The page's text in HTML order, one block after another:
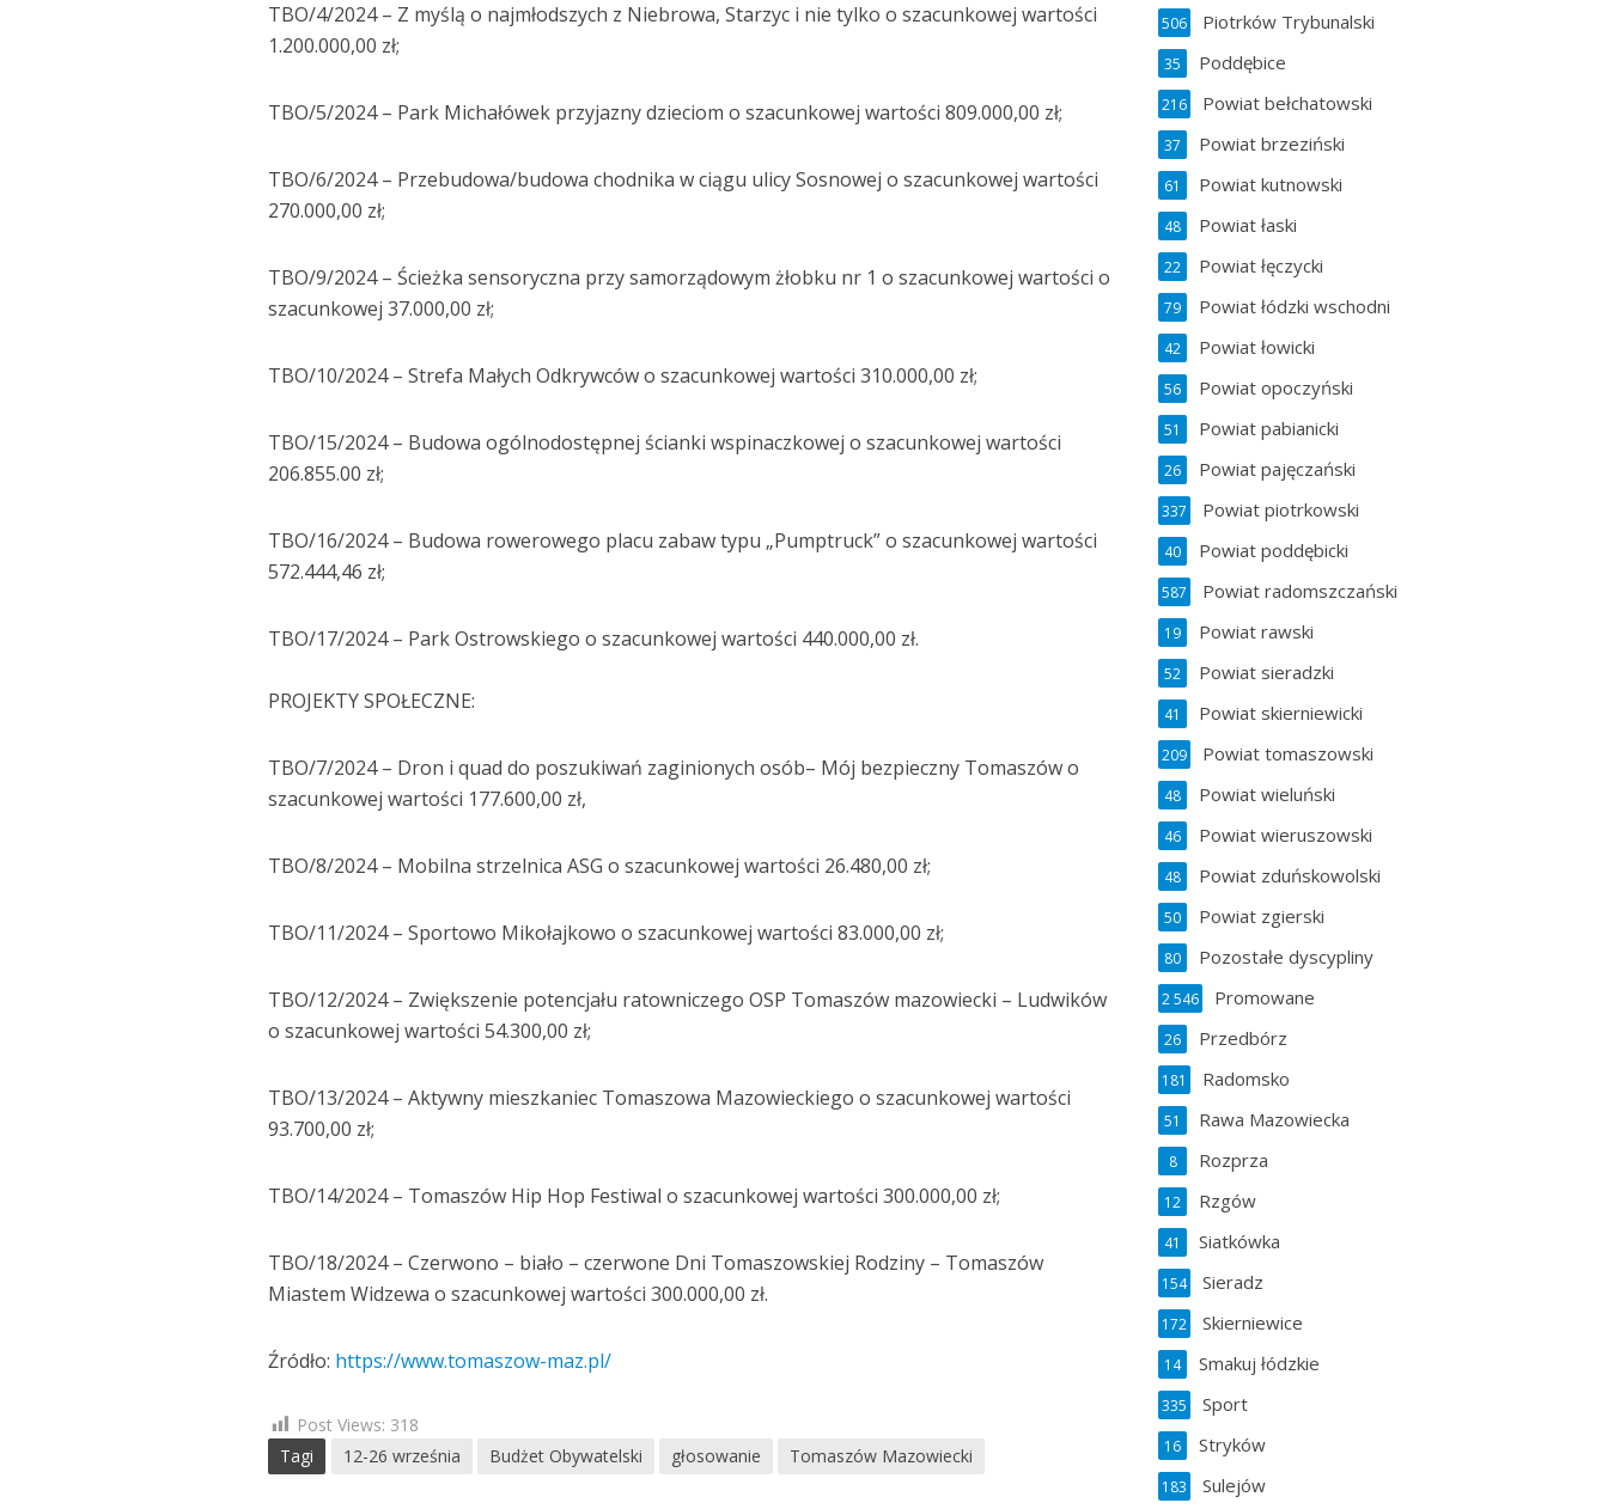
TBO/4/2024 – Z myślą o najmłodszych z Niebrowa, Starzyc i nie tylko o szacunkowej wartości
1.200.000,00 zł;
TBO/5/2024 – Park Michałówek przyjazny dzieciom o szacunkowej wartości 809.000,00 zł;
TBO/6/2024 – Przebudowa/budowa chodnika w ciągu ulicy Sosnowej o szacunkowej wartości
270.000,00 zł;
TBO/9/2024 – Ścieżka sensoryczna przy samorządowym żłobku nr 1 o szacunkowej wartości o
szacunkowej 37.000,00 zł;
TBO/10/2024 – Strefa Małych Odkrywców o szacunkowej wartości 310.000,00 zł;
TBO/15/2024 – Budowa ogólnodostępnej ścianki wspinaczkowej o szacunkowej wartości
206.855.00 zł;
TBO/16/2024 – Budowa rowerowego placu zabaw typu „Pumptruck” o szacunkowej wartości
572.444,46 zł;
TBO/17/2024 – Park Ostrowskiego o szacunkowej wartości 440.000,00 zł.
PROJEKTY SPOŁECZNE:
TBO/7/2024 – Dron i quad do poszukiwań zaginionych osób– Mój bezpieczny Tomaszów o
szacunkowej wartości 177.600,00 zł,
TBO/8/2024 – Mobilna strzelnica ASG o szacunkowej wartości 26.480,00 zł;
TBO/11/2024 – Sportowo Mikołajkowo o szacunkowej wartości 83.000,00 zł;
TBO/12/2024 – Zwiększenie potencjału ratowniczego OSP Tomaszów mazowiecki – Ludwików
o szacunkowej wartości 54.300,00 zł;
TBO/13/2024 – Aktywny mieszkaniec Tomaszowa Mazowieckiego o szacunkowej wartości
93.700,00 zł;
TBO/14/2024 – Tomaszów Hip Hop Festiwal o szacunkowej wartości 300.000,00 zł;
TBO/18/2024 – Czerwono – biało – czerwone Dni Tomaszowskiej Rodziny – Tomaszów
Miastem Widzewa o szacunkowej wartości 300.000,00 zł.
Źródło: https://www.tomaszow-maz.pl/
Post Views: 318
Tagi
12-26 września Budżet Obywatelski głosowanie Tomaszów Mazowiecki
Piotrków Trybunalski
506
Poddębice
35
Powiat bełchatowski
216
Powiat brzeziński
37
Powiat kutnowski
61
Powiat łaski
48
Powiat łęczycki
22
Powiat łódzki wschodni
79
Powiat łowicki
42
Powiat opoczyński
56
Powiat pabianicki
51
Powiat pajęczański
26
Powiat piotrkowski
337
Powiat poddębicki
40
Powiat radomszczański
587
Powiat rawski
19
Powiat sieradzki
52
Powiat skierniewicki
41
Powiat tomaszowski
209
Powiat wieluński
48
Powiat wieruszowski
46
Powiat zduńskowolski
48
Powiat zgierski
50
Pozostałe dyscypliny
80
Promowane
2 546
Przedbórz
26
Radomsko
181
Rawa Mazowiecka
51
Rozprza
8
Rzgów
12
Siatkówka
41
Sieradz
154
Skierniewice
172
Smakuj łódzkie
14
Sport
335
Stryków
16
Sulejów
183